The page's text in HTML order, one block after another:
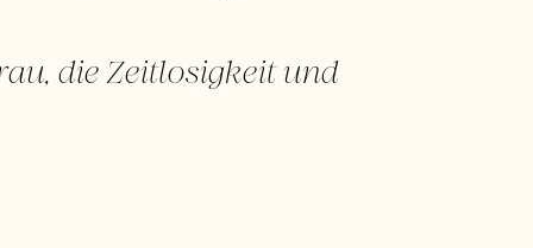
die Zeitlosigkeit und